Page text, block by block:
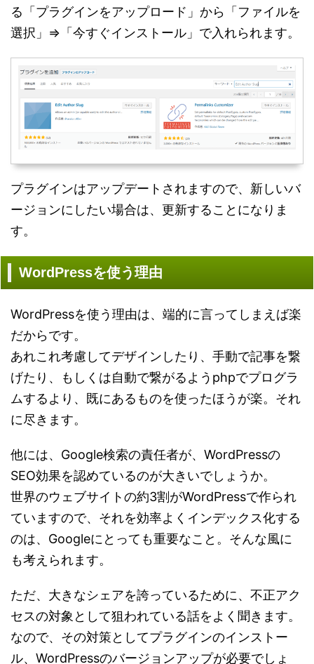
る「プラグインをアップロード」から「ファイルを
選択」⇒「今すぐインストール」で入れられます。
プラグインはアップデートされますので、新しいバ
ージョンにしたい場合は、更新することになりま
す。
WordPressを使う理由
WordPressを使う理由は、端的に言ってしまえば楽
だからです。
あれこれ考慮してデザインしたり、手動で記事を繋
げたり、もしくは自動で繋がるようphpでプログラ
ムするより、既にあるものを使ったほうが楽。それ
に尽きます。
他には、Google検索の責任者が、WordPressの
SEO効果を認めているのが大きいでしょうか。
世界のウェブサイトの約3割がWordPressで作られ
ていますので、それを効率よくインデックス化する
のは、Googleにとっても重要なこと。そんな風に
も考えられます。
ただ、大きなシェアを誇っているために、不正アク
セスの対象として狙われている話をよく聞きます。
なので、その対策としてプラグインのインストー
ル、WordPressのバージョンアップが必要でしょ